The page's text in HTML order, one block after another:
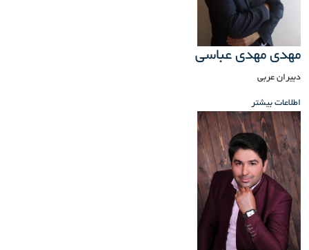
مهدی مهدی عباسی
دبیران عربی
اطلاعات بیشتر